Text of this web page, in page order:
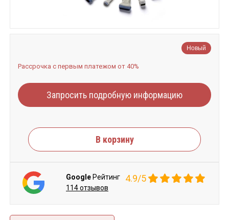
Новый
Рассрочка с первым платежом от 40%
Запросить подробную информацию
В корзину
Google Рейтинг 4.9/5
114 отзывов